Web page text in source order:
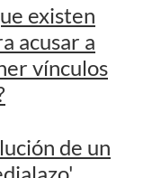
existen
acusar a
vínculos
de un